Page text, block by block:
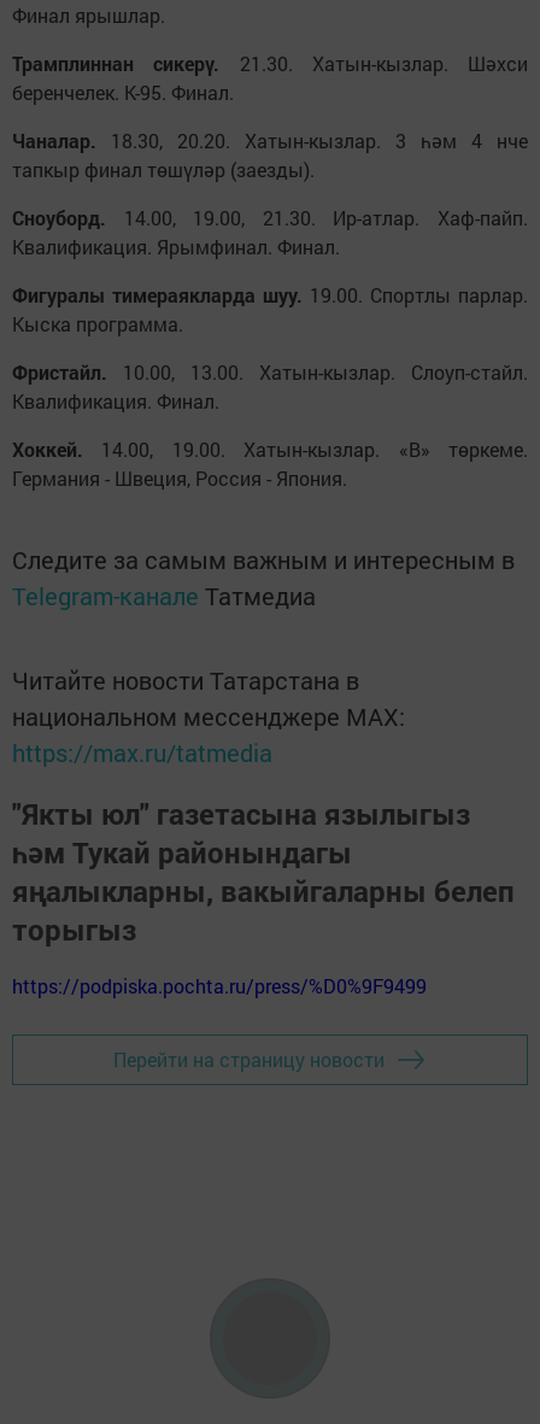
Финал ярышлар.
Трамплиннан сикерү. 21.30. Хатын-кызлар. Шәхси
беренчелек. К-95. Финал.
Чаналар. 18.30, 20.20. Хатын-кызлар. 3 һәм 4 нче
тапкыр финал төшүләр (заезды).
Сноуборд. 14.00, 19.00, 21.30. Ир-атлар. Хаф-пайп.
Квалификация. Ярымфинал. Финал.
Фигуралы тимераякларда шуу. 19.00. Спортлы парлар.
Кыска программа.
Фристайл. 10.00, 13.00. Хатын-кызлар. Слоуп-стайл.
Квалификация. Финал.
Хоккей. 14.00, 19.00. Хатын-кызлар. «В» төркеме.
Германия - Швеция, Россия - Япония.
Следите за самым важным и интересным в
Telegram-канале Татмедиа
Читайте новости Татарстана в
национальном мессенджере MАХ:
https://max.ru/tatmedia
"Якты юл" газетасына язылыгыз
һәм Тукай районындагы
яңалыкларны, вакыйгаларны белеп
торыгыз
https://podpiska.pochta.ru/press/%D0%9F9499
Перейти на страницу новости